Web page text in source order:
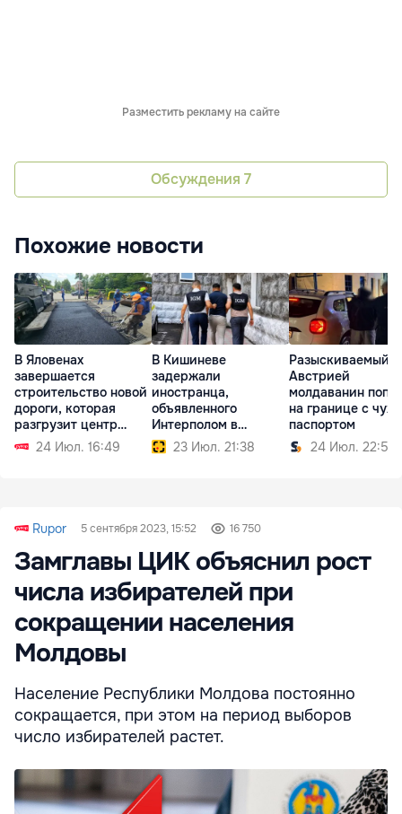
Разместить рекламу на сайте
Обсуждения 7
Похожие новости
В Яловенах
завершается
строительство новой
дороги, которая
разгрузит центр
города24 Июл. 16:49
В Кишиневе
задержали
иностранца,
объявленного
Интерполом в
международный
розыск
23 Июл. 21:38
Разыскиваемый
Австрией
молдаванин
на границе с
паспортом
24 Июл. 22:59
Rupor 5 сентября 2023, 15:52 16 750
Замглавы ЦИК объяснил рост
числа избирателей при
сокращении населения
Молдовы
Население Республики Молдова постоянно
сокращается, при этом на период выборов
число избирателей растет.